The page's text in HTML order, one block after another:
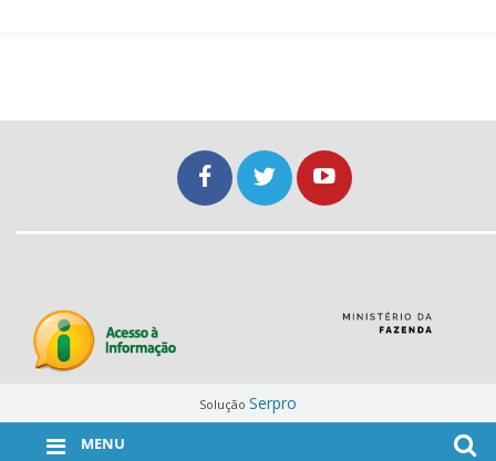
MENU
Solução Serpro